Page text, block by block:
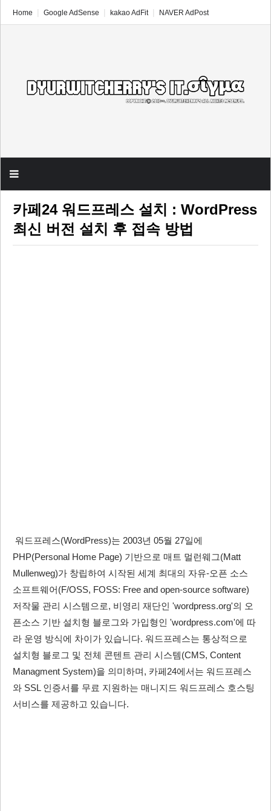
Home Google AdSense kakao AdFit NAVER AdPost
카페24 워드프레스 설치 : WordPress
최신 버전 설치 후 접속 방법
워드프레스(WordPress)는 2003년 05월 27일에
PHP(Personal Home Page) 기반으로 매트 멀런웨그(Matt
Mullenweg)가 창립하여 시작된 세계 최대의 자유-오픈 소스
소프트웨어(F/OSS, FOSS: Free and open-source software)
저작물 관리 시스템으로, 비영리 재단인 'wordpress.org'의 오
픈소스 기반 설치형 블로그와 가입형인 'wordpress.com'에 따
라 운영 방식에 차이가 있습니다. 워드프레스는 통상적으로
설치형 블로그 및 전체 콘텐트 관리 시스템(CMS, Content
Managment System)을 의미하며, 카페24에서는 워드프레스
와 SSL 인증서를 무료 지원하는 매니지드 워드프레스 호스팅
서비스를 제공하고 있습니다.